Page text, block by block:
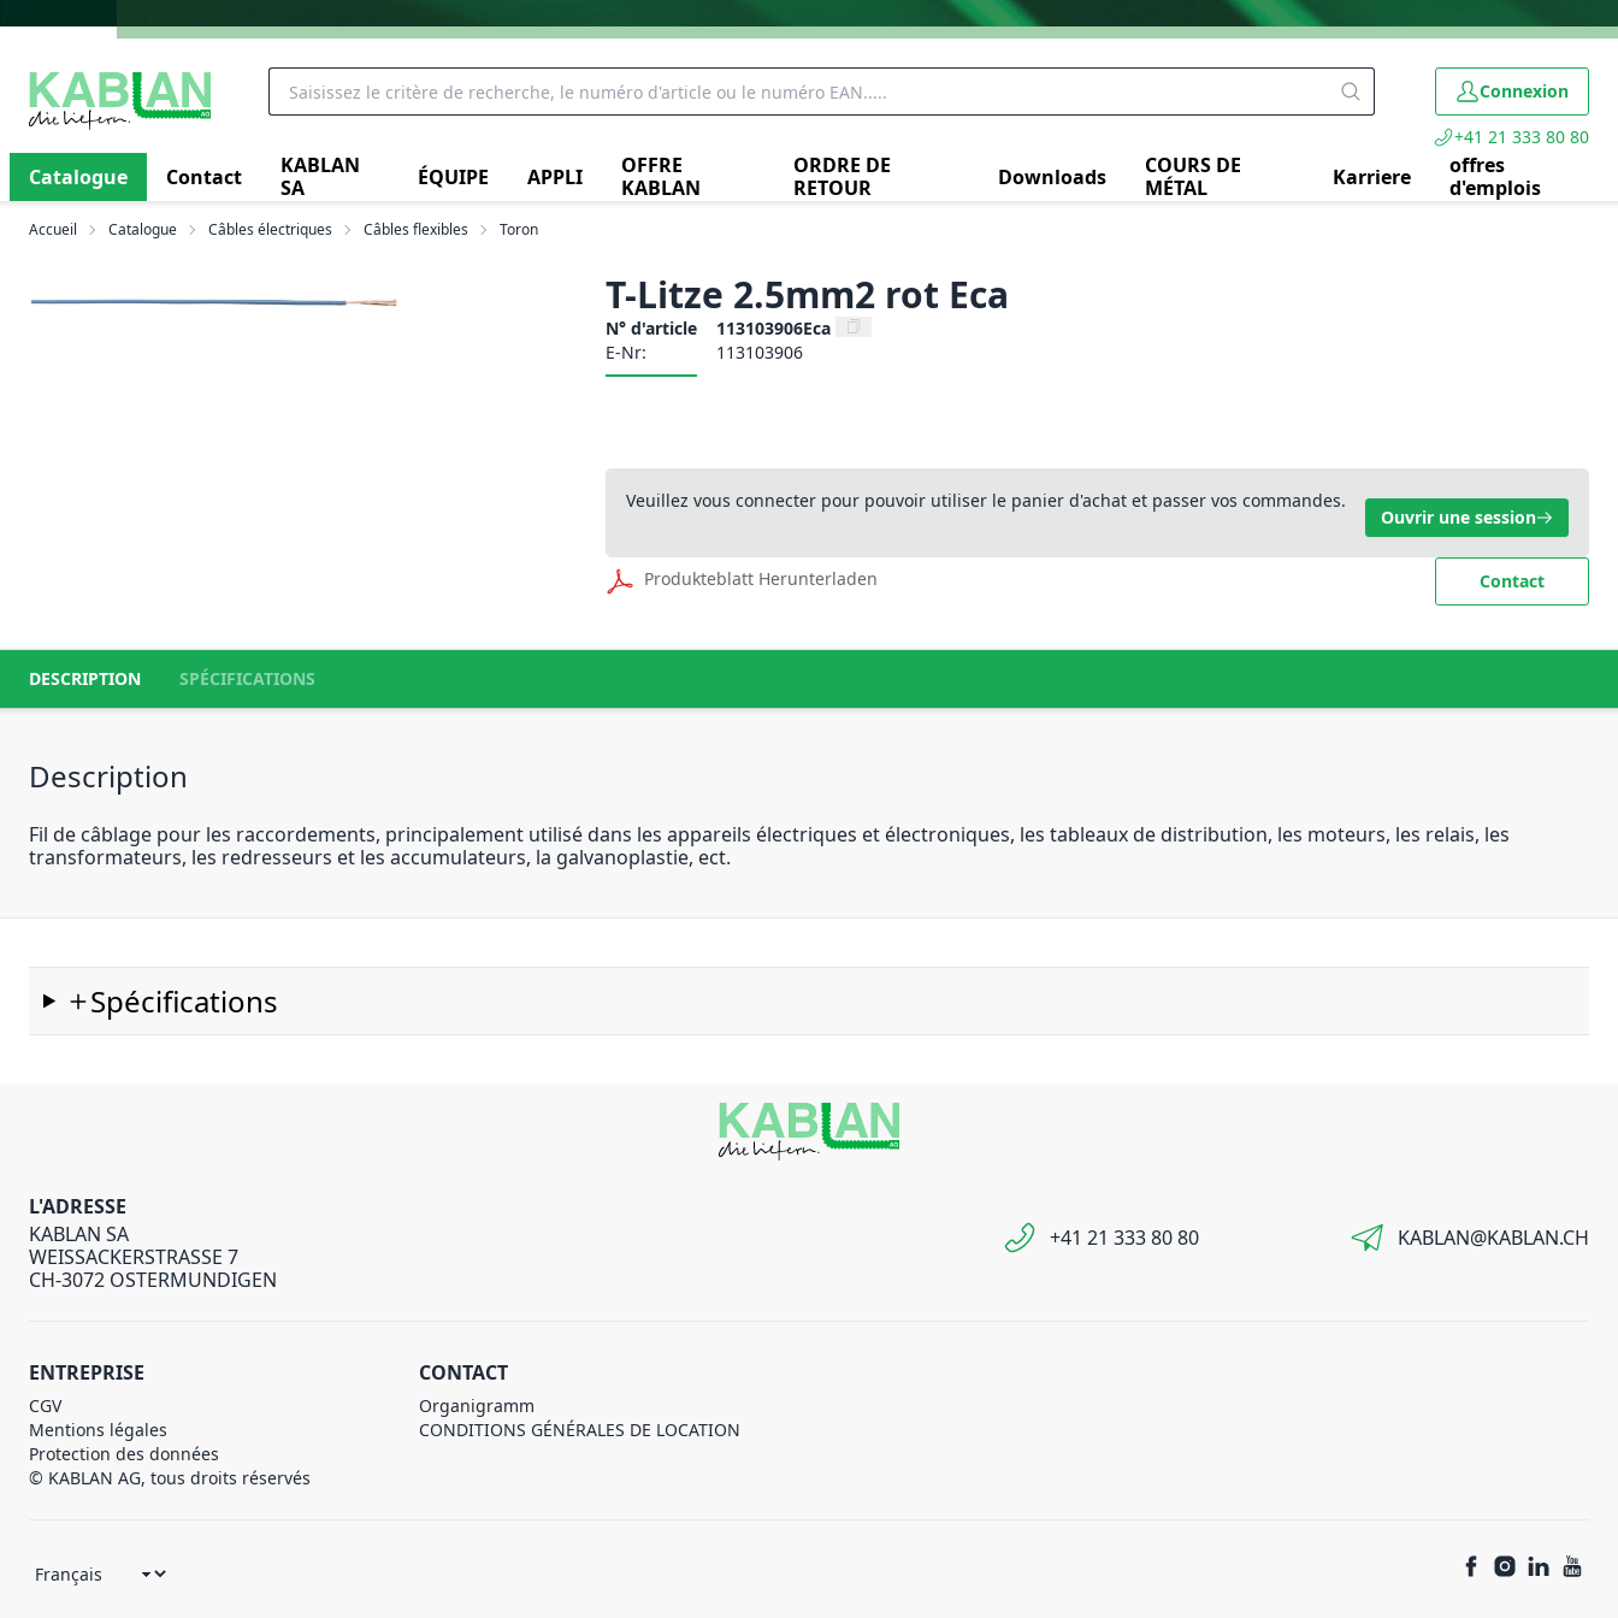
Connexion
+41 21 333 80 80
Catalogue Contact
KABLAN
SA
ÉQUIPE APPLI
OFFRE
KABLAN
ORDRE DE
RETOUR
Downloads
COURS DE
MÉTAL
Karriere
offres
d'emplois
Accueil Catalogue Câbles électriques Câbles flexibles Toron
T-Litze 2.5mm2 rot Eca
N° d'article
113103906Eca
E-Nr:
113103906
Veuillez vous connecter pour pouvoir utiliser le panier d'achat et passer vos commandes.
Ouvrir une session
Produkteblatt Herunterladen Contact
DESCRIPTION SPÉCIFICATIONS
Description
Fil de câblage pour les raccordements, principalement utilisé dans les appareils électriques et électroniques, les tableaux de distribution, les moteurs, les relais, les
transformateurs, les redresseurs et les accumulateurs, la galvanoplastie, ect.
Spécifications
L'ADRESSE
KABLAN SA
WEISSACKERSTRASSE 7
CH-3072 OSTERMUNDIGEN
+41 21 333 80 80 KABLAN@KABLAN.CH
ENTREPRISE
CGV
Mentions légales
Protection des données
© KABLAN AG, tous droits réservés
CONTACT
Organigramm
CONDITIONS GÉNÉRALES DE LOCATION